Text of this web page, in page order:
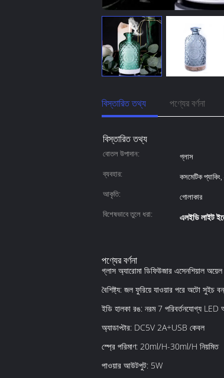
বিস্তারিত তথ্য পণ্যের বর্ণনা
বিস্তারিত তথ্য
বোতল উপাদান: গ্লাস
ব্যবহার:
কসমেটিক
আকৃতি:
গোলাকার
বিশেষভাবে তুলে ধরা:
এলইডি লাইট
পণ্যের বর্ণনা
গ্লাস অ্যারোমা ডিফিউজার এসেনশিয়াল
বৈশিষ্ট্য: জল ফুরিয়ে যাওয়ার পরে অটো সুইচ
ইডি হালকা রঙ: নরম 7 পরিবর্তনযোগ্য
অ্যাডাপ্টার: DC5V 2A+USB কেবল
স্প্রে পরিমাণ: 20ml/H-30ml/H নিয়মিত
পাওয়ার আউটপুট: 5W